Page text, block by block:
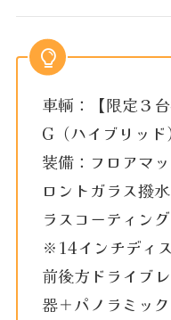
車輌：【限定３
G（ハイブリッ
装備：フロアマ
ロントガラス撥
ラスコーティング
※14インチディ
前後方ドライブ
器＋パノラミッ